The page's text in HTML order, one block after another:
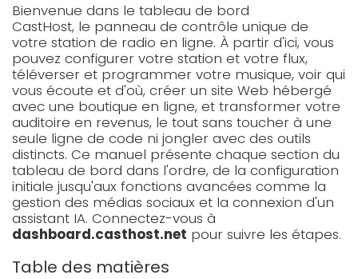
Contact
Us
LOGIN
SIGNUP
Bienvenue dans le tableau de bord
CastHost, le panneau de contrôle unique de
votre station de radio en ligne. À partir d'ici, vous
pouvez configurer votre station et votre flux,
téléverser et programmer votre musique, voir qui
vous écoute et d'où, créer un site Web hébergé
avec une boutique en ligne, et transformer votre
auditoire en revenus, le tout sans toucher à une
seule ligne de code ni jongler avec des outils
distincts. Ce manuel présente chaque section du
tableau de bord dans l'ordre, de la configuration
initiale jusqu'aux fonctions avancées comme la
gestion des médias sociaux et la connexion d'un
assistant IA. Connectez-vous à
dashboard.casthost.net pour suivre les étapes.
Table des matières